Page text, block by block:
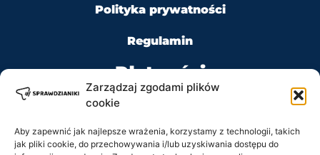
Zarządzaj zgodami plików
cookie
Aby zapewnić jak najlepsze wrażenia, korzystamy z technologii, takich
jak pliki cookie, do przechowywania i/lub uzyskiwania dostępu do
Polityka prywatności
Regulamin
Płatności